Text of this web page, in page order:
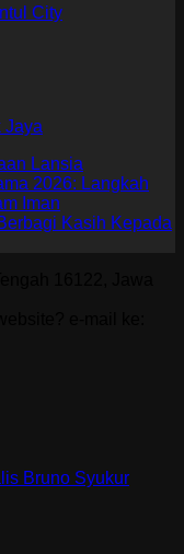
City
Jaya
Lansia
2026: Langkah
Iman
Kasih Kepada
Bruno Syukur